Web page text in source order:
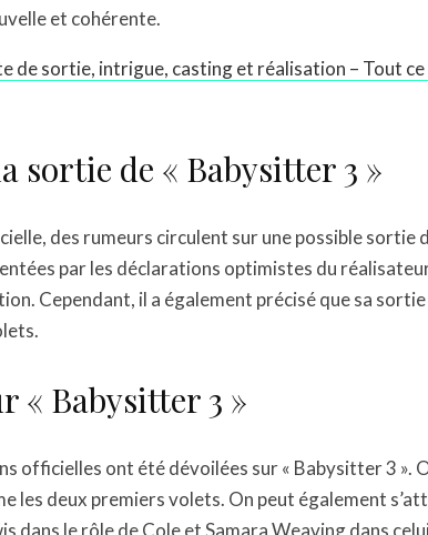
et cohérente.
de sortie, intrigue, casting et réalisation – Tout
sortie de « Babysitter 3 »
des rumeurs circulent sur une possible sortie
par les déclarations optimistes du
Cependant, il a également précisé que sa
« Babysitter 3 »
officielles ont été dévoilées sur « Babysitter 3 ».
les deux premiers volets. On peut également
dans le rôle de Cole et Samara Weaving dans